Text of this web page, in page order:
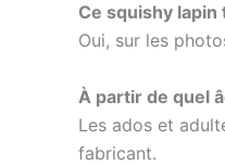
Ce squishy lapin
Oui, sur les
À partir de quel
Les ados et
fabricant.